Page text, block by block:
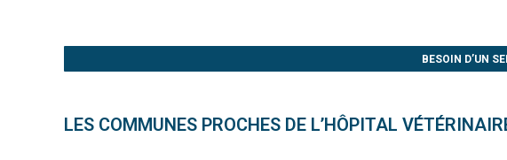
BESOIN D’UN
LES COMMUNES PROCHES DE L’HÔPITAL